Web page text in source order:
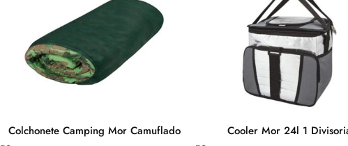
Colchonete Camping Mor Camuflado Cooler Mor 24l 1